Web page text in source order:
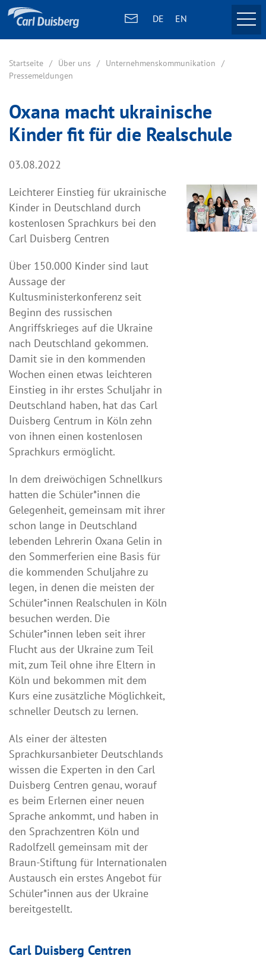
DE EN
Startseite Über uns
Unternehmenskommunikation
Pressemeldungen
Oxana macht ukrainische
Kinder fit für die Realschule
03.08.2022
Leichterer Einstieg für ukrainische
Kinder in Deutschland durch
kostenlosen Sprachkurs bei den
Carl Duisberg Centren
Über 150.000 Kinder sind laut
Aussage der
Kultusministerkonferenz seit
Beginn des russischen
Angriffskrieges auf die Ukraine
nach Deutschland gekommen.
Damit sie in den kommenden
Wochen einen etwas leichteren
Einstieg in ihr erstes Schuljahr in
Deutschland haben, hat das Carl
Duisberg Centrum in Köln zehn
von ihnen einen kostenlosen
Sprachkurs ermöglicht.
In dem dreiwöchigen Schnellkurs
hatten die Schüler*innen die
Gelegenheit, gemeinsam mit ihrer
schon lange in Deutschland
lebenden Lehrerin Oxana Gelin in
den Sommerferien eine Basis für
die kommenden Schuljahre zu
legen, in denen die meisten der
Schüler*innen Realschulen in Köln
besuchen werden. Die
Schüler*innen leben seit ihrer
Flucht aus der Ukraine zum Teil
mit, zum Teil ohne ihre Eltern in
Köln und bekommen mit dem
Kurs eine zusätzliche Möglichkeit,
schneller Deutsch zu lernen.
Als einer der ältesten
Sprachkursanbieter Deutschlands
wissen die Experten in den Carl
Duisberg Centren genau, worauf
es beim Erlernen einer neuen
Sprache ankommt, und haben in
den Sprachzentren Köln und
Radolfzell gemeinsam mit der
Braun-Stiftung für Internationalen
Austausch ein erstes Angebot für
Schüler*innen aus der Ukraine
bereitgestellt.
Carl Duisberg Centren